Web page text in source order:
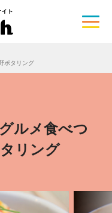
ポタリング
ルメ食べつ
リング